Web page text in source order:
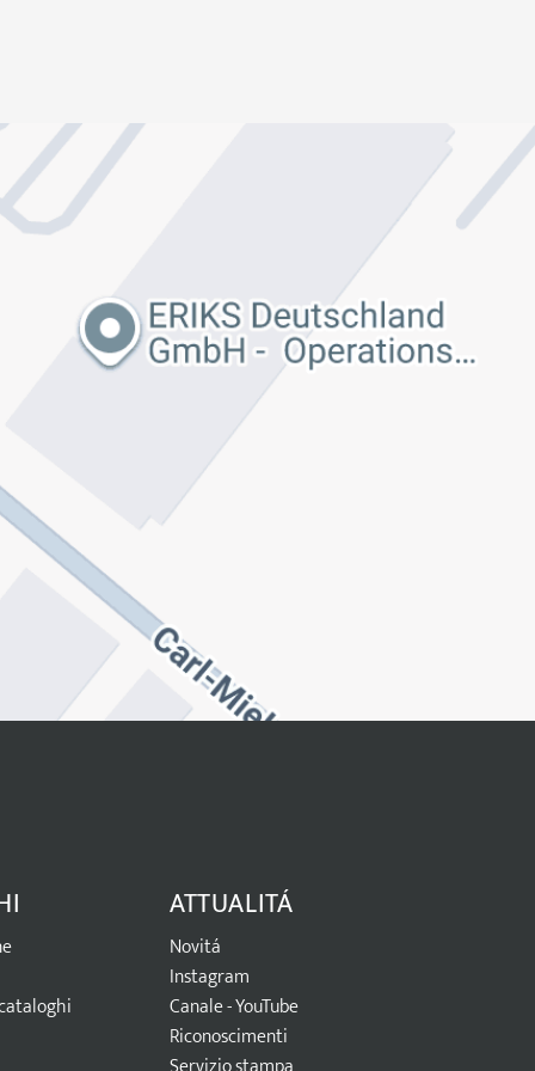
ATTUALITÁ
Novitá
Instagram
Canale - YouTube
Riconoscimenti